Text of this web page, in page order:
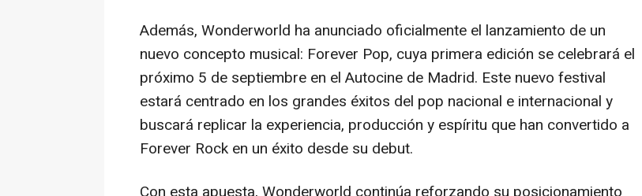
Además, Wonderworld ha anunciado oficialmente el lanzamiento de un
nuevo concepto musical: Forever Pop, cuya primera edición se celebrará el
próximo 5 de septiembre en el Autocine de Madrid. Este nuevo festival
estará centrado en los grandes éxitos del pop nacional e internacional y
buscará replicar la experiencia, producción y espíritu que han convertido a
Forever Rock en un éxito desde su debut.